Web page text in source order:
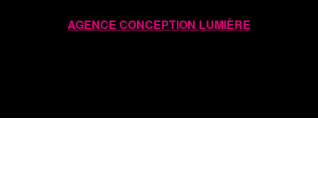
AGENCE CONCEPTION LUMIÈRE